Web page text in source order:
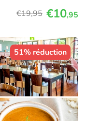
€19,95 €10,95
51% réduction